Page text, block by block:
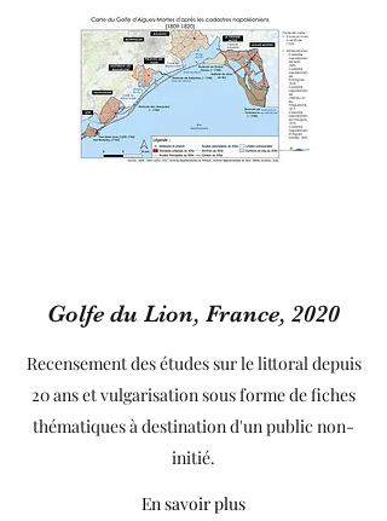
Golfe du Lion, France, 2020
Recensement des études sur le littoral depuis
20 ans et vulgarisation sous forme de fiches
thématiques à destination d'un public non-
initié.
En savoir plus